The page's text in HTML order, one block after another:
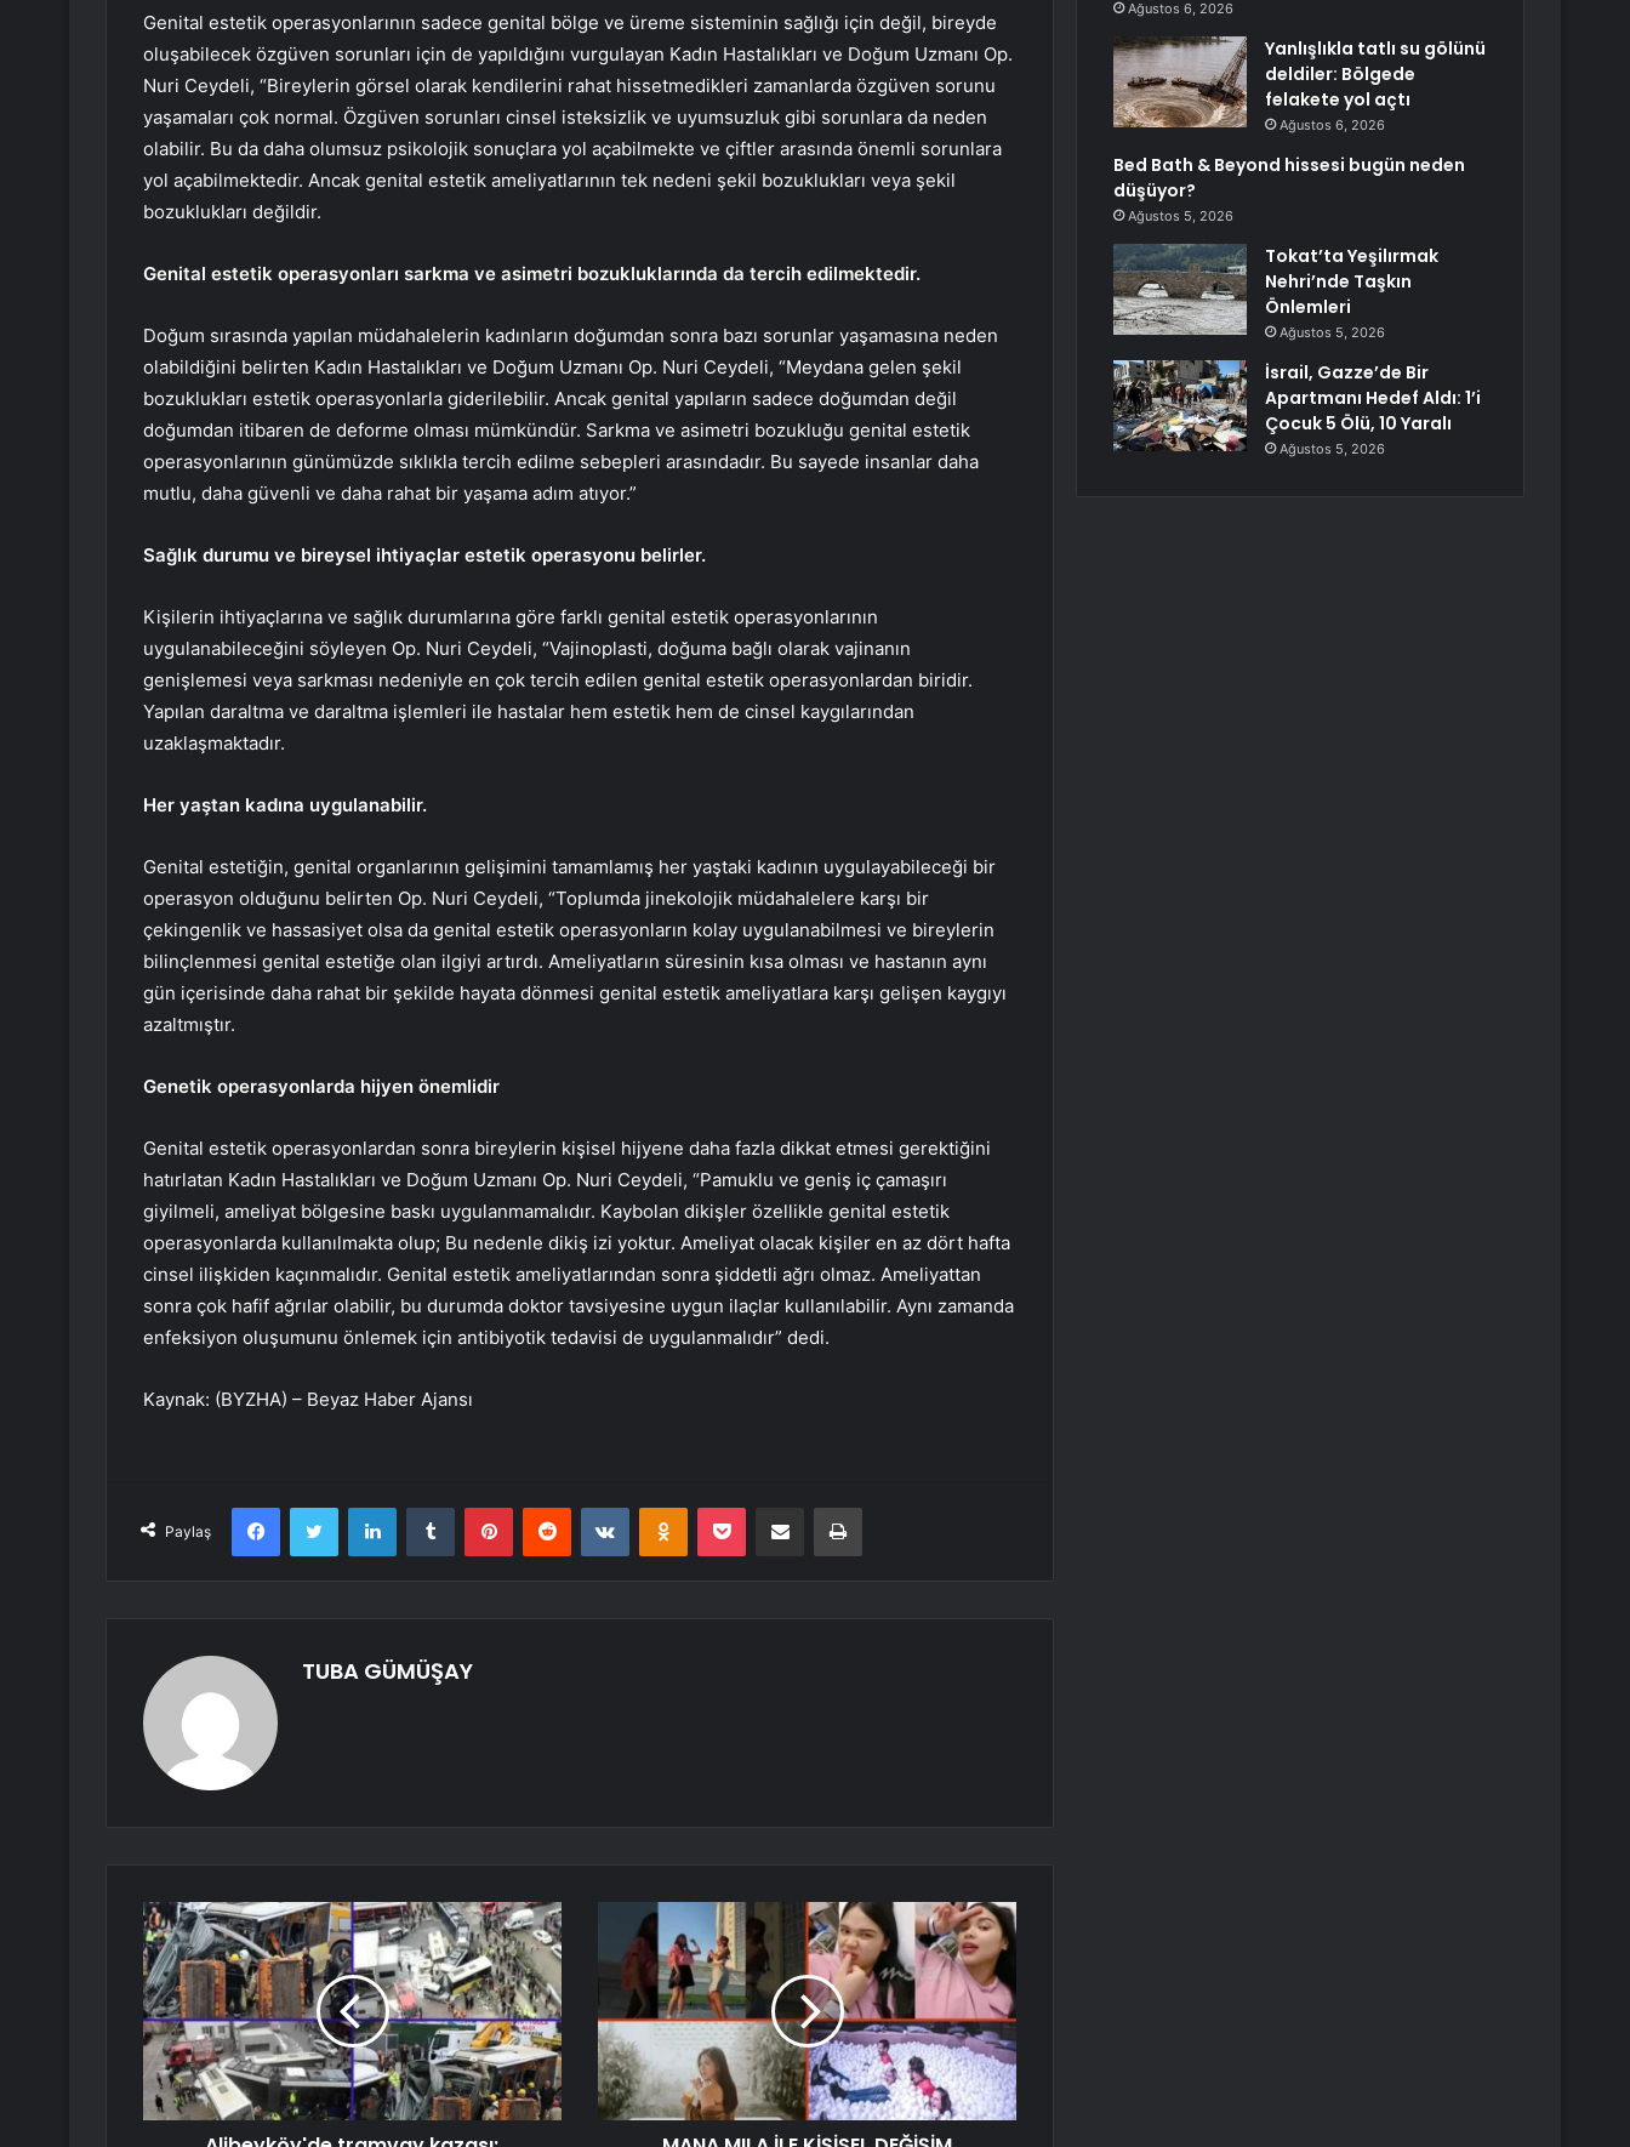
Genital estetik operasyonlarının sadece genital bölge ve üreme sisteminin sağlığı için değil, bireyde
oluşabilecek özgüven sorunları için de yapıldığını vurgulayan Kadın Hastalıkları ve Doğum Uzmanı Op.
Nuri Ceydeli, “Bireylerin görsel olarak kendilerini rahat hissetmedikleri zamanlarda özgüven sorunu
yaşamaları çok normal. Özgüven sorunları cinsel isteksizlik ve uyumsuzluk gibi sorunlara da neden
olabilir. Bu da daha olumsuz psikolojik sonuçlara yol açabilmekte ve çiftler arasında önemli sorunlara
yol açabilmektedir. Ancak genital estetik ameliyatlarının tek nedeni şekil bozuklukları veya şekil
bozuklukları değildir.
Genital estetik operasyonları sarkma ve asimetri bozukluklarında da tercih edilmektedir.
Doğum sırasında yapılan müdahalelerin kadınların doğumdan sonra bazı sorunlar yaşamasına neden
olabildiğini belirten Kadın Hastalıkları ve Doğum Uzmanı Op. Nuri Ceydeli, “Meydana gelen şekil
bozuklukları estetik operasyonlarla giderilebilir. Ancak genital yapıların sadece doğumdan değil
doğumdan itibaren de deforme olması mümkündür. Sarkma ve asimetri bozukluğu genital estetik
operasyonlarının günümüzde sıklıkla tercih edilme sebepleri arasındadır. Bu sayede insanlar daha
mutlu, daha güvenli ve daha rahat bir yaşama adım atıyor.”
Sağlık durumu ve bireysel ihtiyaçlar estetik operasyonu belirler.
Kişilerin ihtiyaçlarına ve sağlık durumlarına göre farklı genital estetik operasyonlarının
uygulanabileceğini söyleyen Op. Nuri Ceydeli, “Vajinoplasti, doğuma bağlı olarak vajinanın
genişlemesi veya sarkması nedeniyle en çok tercih edilen genital estetik operasyonlardan biridir.
Yapılan daraltma ve daraltma işlemleri ile hastalar hem estetik hem de cinsel kaygılarından
uzaklaşmaktadır.
Her yaştan kadına uygulanabilir.
Genital estetiğin, genital organlarının gelişimini tamamlamış her yaştaki kadının uygulayabileceği bir
operasyon olduğunu belirten Op. Nuri Ceydeli, “Toplumda jinekolojik müdahalelere karşı bir
çekingenlik ve hassasiyet olsa da genital estetik operasyonların kolay uygulanabilmesi ve bireylerin
bilinçlenmesi genital estetiğe olan ilgiyi artırdı. Ameliyatların süresinin kısa olması ve hastanın aynı
gün içerisinde daha rahat bir şekilde hayata dönmesi genital estetik ameliyatlara karşı gelişen kaygıyı
azaltmıştır.
Genetik operasyonlarda hijyen önemlidir
Genital estetik operasyonlardan sonra bireylerin kişisel hijyene daha fazla dikkat etmesi gerektiğini
hatırlatan Kadın Hastalıkları ve Doğum Uzmanı Op. Nuri Ceydeli, “Pamuklu ve geniş iç çamaşırı
giyilmeli, ameliyat bölgesine baskı uygulanmamalıdır. Kaybolan dikişler özellikle genital estetik
operasyonlarda kullanılmakta olup; Bu nedenle dikiş izi yoktur. Ameliyat olacak kişiler en az dört hafta
cinsel ilişkiden kaçınmalıdır. Genital estetik ameliyatlarından sonra şiddetli ağrı olmaz. Ameliyattan
sonra çok hafif ağrılar olabilir, bu durumda doktor tavsiyesine uygun ilaçlar kullanılabilir. Aynı zamanda
enfeksiyon oluşumunu önlemek için antibiyotik tedavisi de uygulanmalıdır” dedi.
Kaynak: (BYZHA) – Beyaz Haber Ajansı
Paylaş
FacebookTwitter LinkedInTumblr PinterestReddit VKontakteOdnoklassniki
Pocket E-Posta ile paylaş Yazdır
TUBA GÜMÜŞAY
Ağustos 6, 2026
Yanlışlıkla tatlı su gölünü
deldiler: Bölgede
felakete yol açtı
Ağustos 6, 2026
Bed Bath & Beyond hissesi bugün neden
düşüyor?
Ağustos 5, 2026
Tokat’ta Yeşilırmak
Nehri’nde Taşkın
Önlemleri
Ağustos 5, 2026
İsrail, Gazze’de Bir
Apartmanı Hedef Aldı: 1’i
Çocuk 5 Ölü, 10 Yaralı
Ağustos 5, 2026